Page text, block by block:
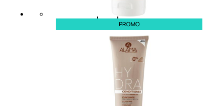
Spray
Cera
crema
PROMO